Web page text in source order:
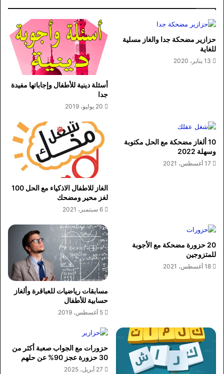
حزازير مضحكة جدا والغاز مسلية
للغاية
13 يناير، 2020
أسئلة دينية للأطفال وإجاباتها مفيدة
جدا
20 يوليو، 2019
10 ألغاز مضحكة مع الحل مكتوبة
وسهلة 2022
17 أغسطس، 2021
الغاز للاطفال الاذكياء مع الحل 100
لغز محير ومضحك
6 سبتمبر، 2021
20 حزورة مضحكة مع الأجوبة
للمتزوجين
18 أغسطس، 2021
مسابقات رياضيات للعباقرة وألغاز
حسابية للأطفال
5 أغسطس، 2019
حزورات مع الجواب صعبة أكثر من
30 حزورة عجز 90% عن حلهم
27 أبريل، 2025